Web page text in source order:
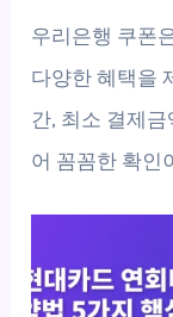
우리은행 쿠폰
다양한 혜택을
간, 최소 결제
어 꼼꼼한 확인